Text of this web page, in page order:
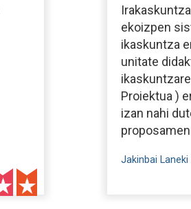
ekoizpen
ikaskuntza
unitate
Proiektua )
izan nahi
Jakinbai Laneki